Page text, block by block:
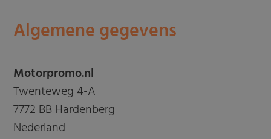
Algemene gegevens
Motorpromo.nl
Twenteweg 4-A
7772 BB Hardenberg
Nederland